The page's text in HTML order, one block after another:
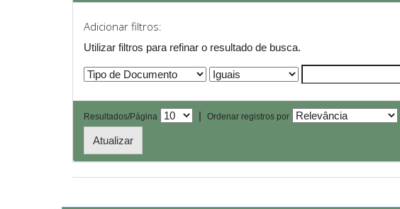
Adicionar filtros:
Utilizar filtros para refinar o resultado de busca.
Resultados/Página | Ordenar registros por